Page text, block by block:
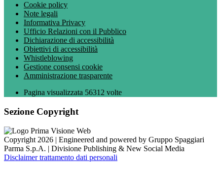
Cookie policy
Note legali
Informativa Privacy
Ufficio Relazioni con il Pubblico
Dichiarazione di accessibilità
Obiettivi di accessibilità
Whistleblowing
Gestione consensi cookie
Amministrazione trasparente
Pagina visualizzata 56312 volte
Sezione Copyright
Copyright 2026 | Engineered and powered by Gruppo Spaggiari
Parma S.p.A. | Divisione Publishing & New Social Media
Disclaimer trattamento dati personali